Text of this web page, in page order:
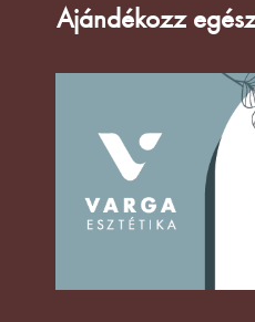
Ajándékozz